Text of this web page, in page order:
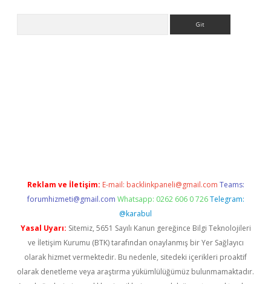
Reklam ve İletişim: E-mail: backlinkpaneli@gmail.com Teams:
forumhizmeti@gmail.com Whatsapp: 0262 606 0 726 Telegram:
@karabul
Yasal Uyarı: Sitemiz, 5651 Sayılı Kanun gereğince Bilgi Teknolojileri
ve İletişim Kurumu (BTK) tarafından onaylanmış bir Yer Sağlayıcı
olarak hizmet vermektedir. Bu nedenle, sitedeki içerikleri proaktif
olarak denetleme veya araştırma yükümlülüğümüz bulunmamaktadır.